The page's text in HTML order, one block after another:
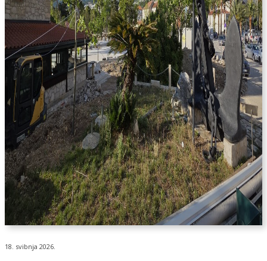
18. svibnja 2026.